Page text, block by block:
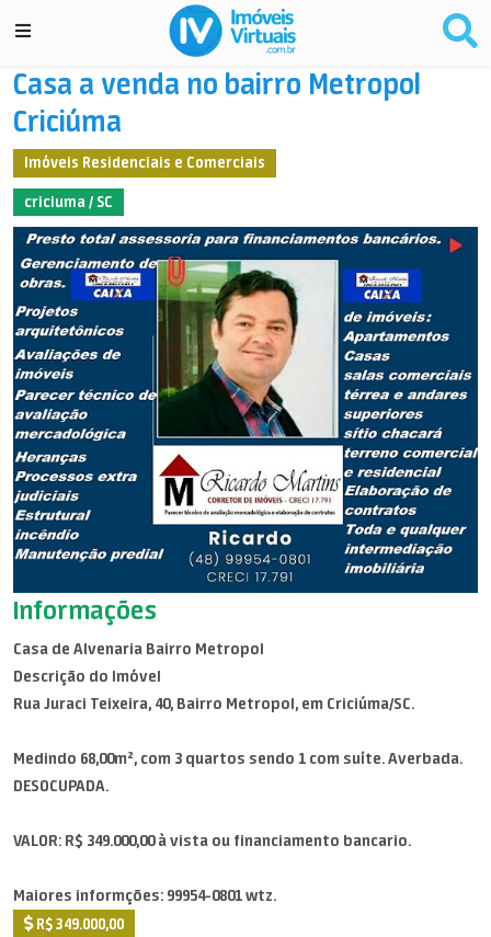
Casa a venda no bairro Metropol
Criciúma
Imóveis Residenciais e Comerciais
criciuma / SC
Informações
Casa de Alvenaria Bairro Metropol
Descrição do Imóvel
Rua Juraci Teixeira, 40, Bairro Metropol, em Criciúma/SC.
Medindo 68,00m², com 3 quartos sendo 1 com suíte. Averbada.
DESOCUPADA.
VALOR: R$ 349.000,00 à vista ou financiamento bancario.
Maiores informções: 99954-0801 wtz.
R$ 349.000,00